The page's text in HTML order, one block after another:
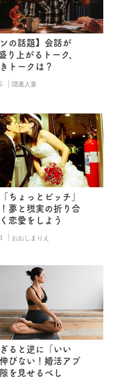
ンの話題】会話が
り上がるトーク、
トークは？
| 隠遁人妻
ちょっとビッチ」
夢と現実の折り合
恋愛をしよう
| おおしまりえ
ると逆に「いい
びない！婚活アプ
を見せるべし